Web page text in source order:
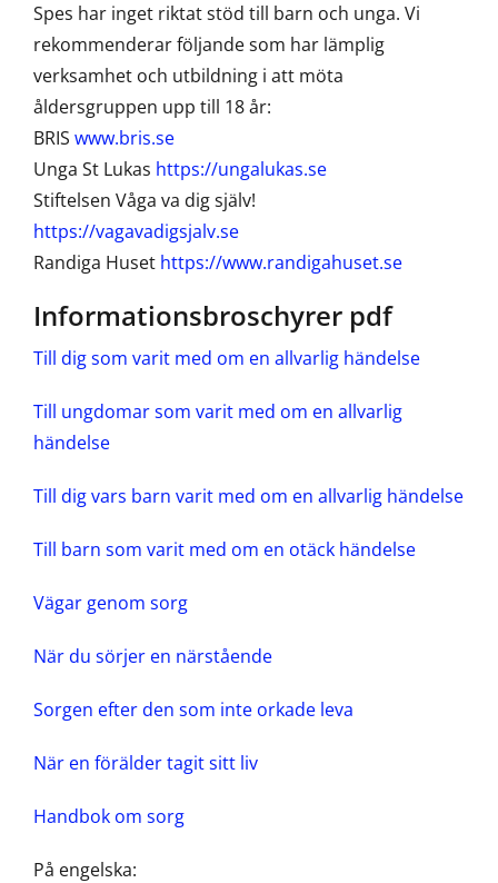
Spes har inget riktat stöd till barn och unga. Vi
rekommenderar följande som har lämplig
verksamhet och utbildning i att möta
åldersgruppen upp till 18 år:
BRIS www.bris.se
Unga St Lukas https://ungalukas.se
Stiftelsen Våga va dig själv!
https://vagavadigsjalv.se
Randiga Huset https://www.randigahuset.se
Informationsbroschyrer pdf
Till dig som varit med om en allvarlig händelse
Till ungdomar som varit med om en allvarlig
händelse
Till dig vars barn varit med om en allvarlig händelse
Till barn som varit med om en otäck händelse
Vägar genom sorg
När du sörjer en närstående
Sorgen efter den som inte orkade leva
När en förälder tagit sitt liv
Handbok om sorg
På engelska: